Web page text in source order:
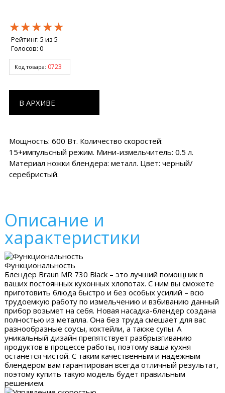
★★★★★
★★★★★
★★★★★
Рейтинг: 5 из 5
Голосов: 0
Код товара: 0723
В АРХИВЕ
Мощность: 600 Вт. Количество скоростей:
15+импульсный режим. Мини-измельчитель: 0.5 л.
Материал ножки блендера: металл. Цвет: черный/
серебристый.
Описание и
характеристики
Функциональность
Блендер Braun MR 730 Black – это лучший помощник в
ваших постоянных кухонных хлопотах. С ним вы сможете
приготовить блюда быстро и без особых усилий – всю
трудоемкую работу по измельчению и взбиванию данный
прибор возьмет на себя. Новая насадка-блендер создана
полностью из металла. Она без труда смешает для вас
разнообразные соусы, коктейли, а также супы. А
уникальный дизайн препятствует разбрызгиванию
продуктов в процессе работы, поэтому ваша кухня
останется чистой. С таким качественным и надежным
блендером вам гарантирован всегда отличный результат,
поэтому купить такую модель будет правильным
решением.